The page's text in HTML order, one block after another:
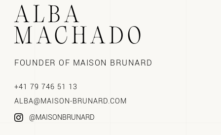
ALBA
MACHADO
FOUNDER OF MAISON BRUNARD
+41 79 746 51 13
ALBA@MAISON-BRUNARD.COM
@MAISONBRUNARD